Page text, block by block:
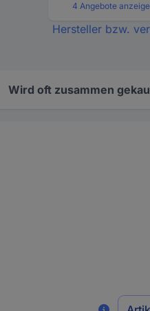
4 Angebote
Hersteller bzw.
Wird oft zusammen